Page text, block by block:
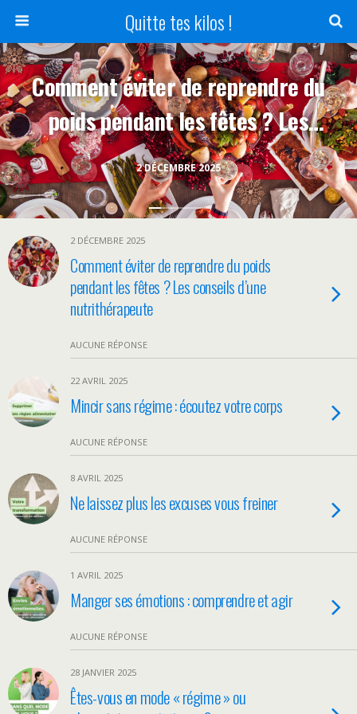
Quitte tes kilos !
2 DÉCEMBRE 2025
Comment éviter de reprendre du
poids pendant les fêtes ? Les
conseils d’une nutrithérapeute
2 DÉCEMBRE 2025
Comment éviter de reprendre du poids
pendant les fêtes ? Les conseils d’une
nutrithérapeute
AUCUNE RÉPONSE
22 AVRIL 2025
Mincir sans régime : écoutez votre corps
AUCUNE RÉPONSE
8 AVRIL 2025
Ne laissez plus les excuses vous freiner
AUCUNE RÉPONSE
1 AVRIL 2025
Manger ses émotions : comprendre et agir
AUCUNE RÉPONSE
28 JANVIER 2025
Êtes-vous en mode « régime » ou